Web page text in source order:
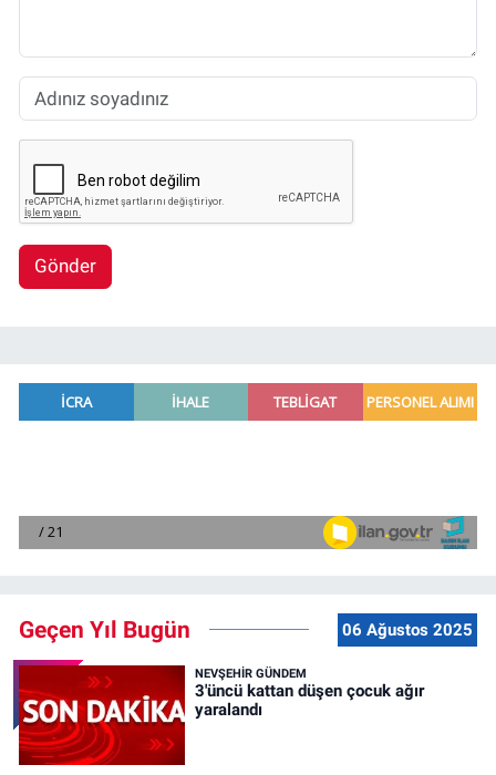
Gönder
Geçen Yıl Bugün 06 Ağustos 2025
NEVŞEHIR GÜNDEM
3'üncü kattan düşen çocuk ağır
yaralandı